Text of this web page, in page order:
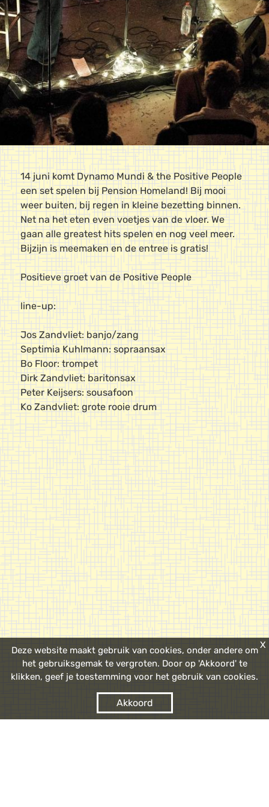
14 juni komt Dynamo Mundi & the Positive People
een set spelen bij Pension Homeland! Bij mooi
weer buiten, bij regen in kleine bezetting binnen.
Net na het eten even voetjes van de vloer. We
gaan alle greatest hits spelen en nog veel meer.
Bijzijn is meemaken en de entree is gratis!
Positieve groet van de Positive People
line-up:
Jos Zandvliet: banjo/zang
Septimia Kuhlmann: sopraansax
Bo Floor: trompet
Dirk Zandvliet: baritonsax
Peter Keijsers: sousafoon
Ko Zandvliet: grote rooie drum
Deze website maakt gebruik van cookies, onder andere om
het gebruiksgemak te vergroten. Door op 'Akkoord' te
klikken, geef je toestemming voor het gebruik van cookies.
Akkoord
X